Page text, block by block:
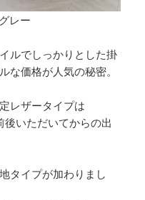
レー
ルでしっかりとした掛
な価格が人気の秘密。
レザータイプは
いただいてからの出
タイプが加わりまし